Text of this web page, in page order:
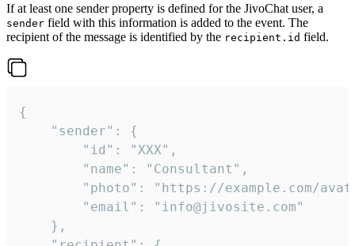
If at least one sender property is defined for the JivoChat user, a
sender field with this information is added to the event. The
recipient of the message is identified by the recipient.id field.
{